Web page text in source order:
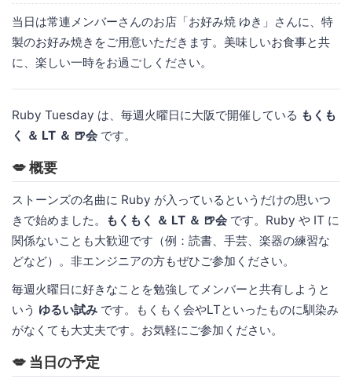
当日は常連メンバーさんのお店「お好み焼 ゆき」さんに、特
製のお好み焼きをご用意いただきます。美味しいお食事と共
に、楽しい一時をお過ごしください。
Ruby Tuesday は、毎週火曜日に大阪で開催している もくも
く ＆ LT ＆ 🍺会 です。
💋 概要
ストーンズの名曲に Ruby が入っているというだけの思いつ
きで始めました。
もくもく ＆ LT ＆ 🍺会 です。Ruby や IT に
関係ないことも大歓迎です（例：読書、手芸、楽器の練習な
どなど）。非エンジニアの方もぜひご参加ください。
毎週火曜日に好きなことを勉強してメンバーと共有しようと
いう ゆるい試み です。もくもく会やLTといったものに馴染み
がなくても大丈夫です。お気軽にご参加ください。
💋 当日の予定